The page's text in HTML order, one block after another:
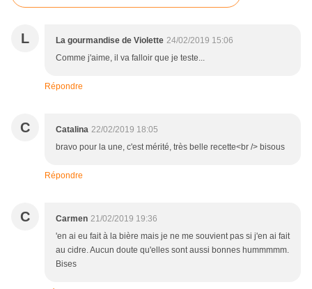
L La gourmandise de Violette 24/02/2019 15:06
Comme j'aime, il va falloir que je teste...
Répondre
C Catalina 22/02/2019 18:05
bravo pour la une, c'est mérité, très belle recette<br /> bisous
Répondre
C Carmen 21/02/2019 19:36
'en ai eu fait à la bière mais je ne me souvient pas si j'en ai fait
au cidre. Aucun doute qu'elles sont aussi bonnes hummmmm.
Bises